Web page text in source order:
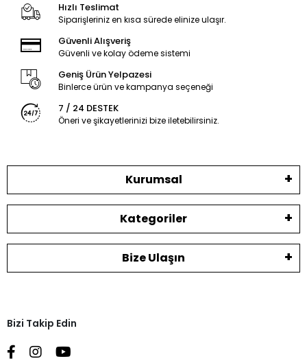
Hızlı Teslimat
Siparişleriniz en kısa sürede elinize ulaşır.
Güvenli Alışveriş
Güvenli ve kolay ödeme sistemi
Geniş Ürün Yelpazesi
Binlerce ürün ve kampanya seçeneği
7 / 24 DESTEK
Öneri ve şikayetlerinizi bize iletebilirsiniz.
Kurumsal
Kategoriler
Bize Ulaşın
Bizi Takip Edin